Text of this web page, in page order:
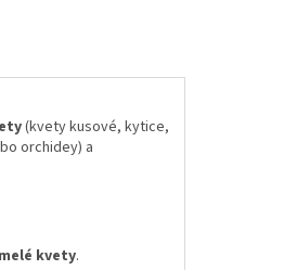
(kvety kusové, kytice,
orchidey) a
kvety.